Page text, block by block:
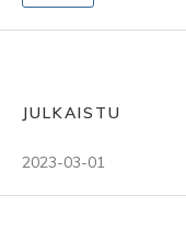
JULKAISTU
2023-03-01